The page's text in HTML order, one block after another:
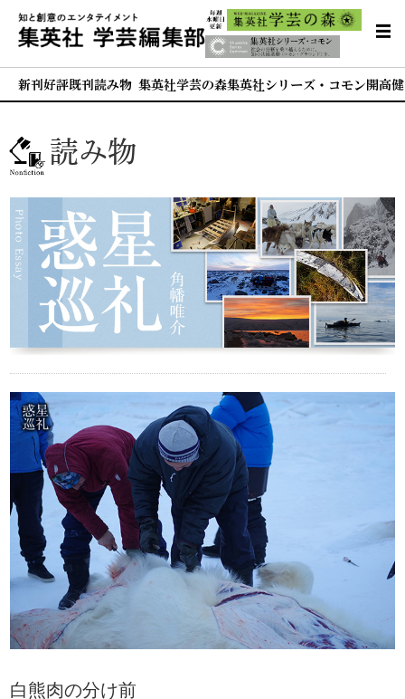
新刊 好評既刊 読み物 集英社学芸の森集英社シリーズ・コモン 開高
読み物
白熊肉の分け前